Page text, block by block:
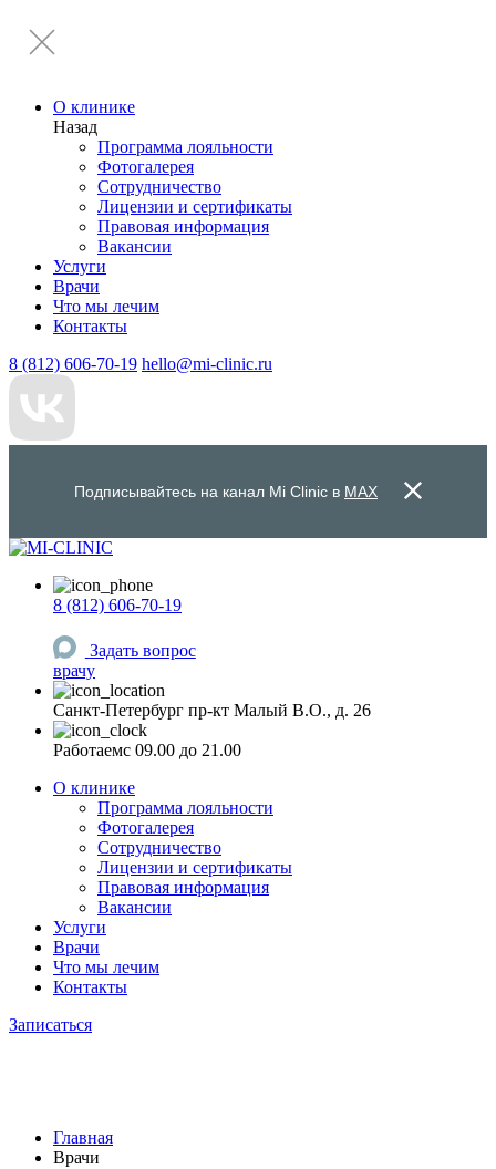
О клинике
Назад
Программа лояльности
Фотогалерея
Сотрудничество
Лицензии и сертификаты
Правовая информация
Вакансии
Услуги
Врачи
Что мы лечим
Контакты
8 (812) 606-70-19 hello@mi-clinic.ru
Подписывайтесь на канал Mi Clinic в MAX
8 (812) 606-70-19
Задать вопрос
врачу
Санкт-Петербург пр-кт Малый В.О., д. 26
Работаемc 09.00 до 21.00
О клинике
Программа лояльности
Фотогалерея
Сотрудничество
Лицензии и сертификаты
Правовая информация
Вакансии
Услуги
Врачи
Что мы лечим
Контакты
Записаться
Главная
Врачи